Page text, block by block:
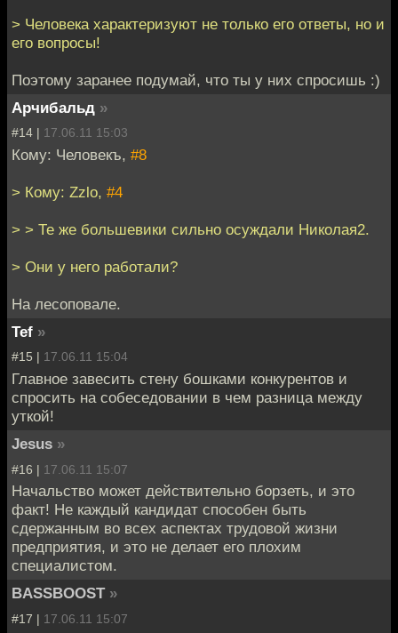
> Человека характеризуют не только его ответы, но и
его вопросы!
Поэтому заранее подумай, что ты у них спросишь :)
Арчибальд »
#14 | 17.06.11 15:03
Кому: Человекъ, #8
> Кому: Zzlo, #4
> > Те же большевики сильно осуждали Николая2.
> Они у него работали?
На лесоповале.
Tef »
#15 | 17.06.11 15:04
Главное завесить стену бошками конкурентов и
спросить на собеседовании в чем разница между
уткой!
Jesus »
#16 | 17.06.11 15:07
Начальство может действительно борзеть, и это
факт! Не каждый кандидат способен быть
сдержанным во всех аспектах трудовой жизни
предприятия, и это не делает его плохим
специалистом.
BASSBOOST »
#17 | 17.06.11 15:07